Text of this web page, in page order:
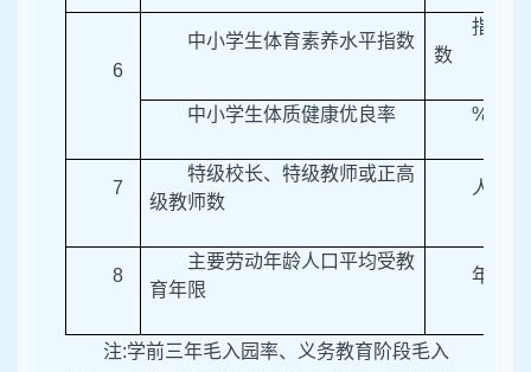
6
中小学生体育素养水平指数
指
数
中小学生体质健康优良率 %
7
特级校长、特级教师或正高
级教师数
人
8
主要劳动年龄人口平均受教
育年限
年
注:学前三年毛入园率、义务教育阶段毛入